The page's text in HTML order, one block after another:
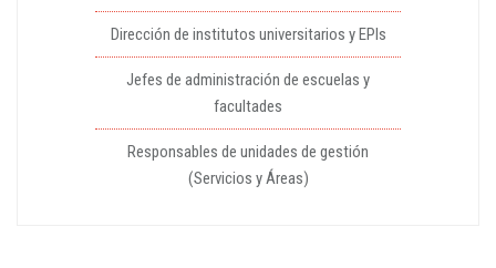
Dirección de institutos universitarios y EPIs
Jefes de administración de escuelas y
facultades
Responsables de unidades de gestión
(Servicios y Áreas)